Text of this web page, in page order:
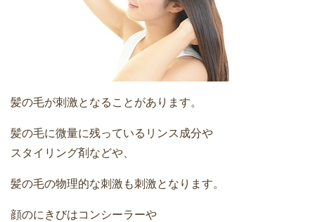
髪の毛が刺激となることがあります。
髪の毛に微量に残っているリンス成分や
スタイリング剤などや、
髪の毛の物理的な刺激も刺激となります。
顔のにきびはコンシーラーや